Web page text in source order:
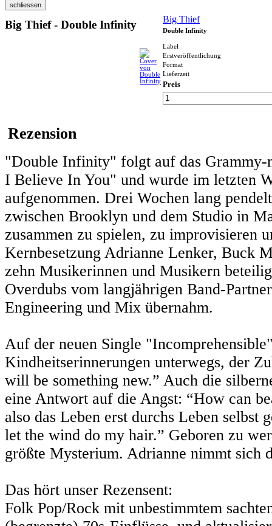
Big Thief - Double Infinity Big Thief
Double Infinity
Label
Erstveröffentlichung
Format
Lieferzeit
Preis
Rezension
"Double Infinity" folgt auf das
I Believe In You" und wurde im letzten
aufgenommen. Drei Wochen lang
zwischen Brooklyn und dem Studio in
zusammen zu spielen, zu improvisieren
Kernbesetzung Adrianne Lenker, Buck
zehn Musikerinnen und Musikern
Overdubs vom langjährigen Band-
Engineering und Mix übernahm.
Auf der neuen Single
Kindheitserinnerungen unterwegs, der
will be something new.” Auch die
eine Antwort auf die Angst: “How can
also das Leben erst durchs Leben
let the wind do my hair.” Geboren zu
größte Mysterium. Adrianne nimmt sich
Das hört unser Rezensent:
Folk Pop/Rock mit unbestimmtem